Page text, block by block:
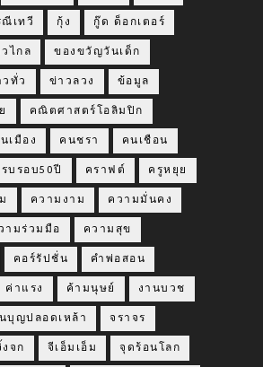
ณีเทวี กุ้ง กู๊ด ด็อกเตอร์
ไกล ของขวัญวันเด็ก
ทั่ว ข่าวลวง ข้อมูล
คณิตศาสตร์โอลิมปิก
เมือง คนชรา คนเชือน
บรอบ50ปี คราฟต์ ครูหยุย
ความงาม ความมั่นคง
ามร่วมมือ ความสุข
คอร์รัปชั่น คำพ่อสอน
ค่าแรง ค้ามนุษย์ งานบวช
บุญปลอดเหล้า จราจร
งจก จีเอ็มเอ็ม จุดร้อนโลก